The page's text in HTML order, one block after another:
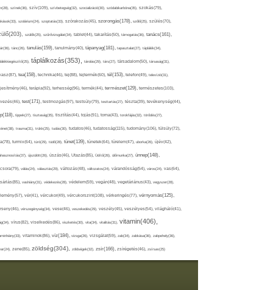
színek(36), szív(109), szívbetegség(32), szocializáció(30), szódabikarbóna(35), szokás(79),
szolárium(24), szoptatás(33), szórakozás(45), szorongás(178), szőlő(25), szülés(70),
szülők(25), szűrővizsgálat(34), tablet(44), takarítás(50), támogatás(36), tanács(161),
tánc(26), tanulás(159), tanulmány(40), tápanyag(181), tapasztalat(27), táplálék(34),
táplálkozás(353), tárolás(29), társ(27), társadalom(50), társaság(31),
tea(158), technika(46), tej(88), tejtermék(60), tél(153), telefon(49), televízió(31),
terápia(92), terhesség(96), termék(44), természet(129), természetes(103),
test(171), testmozgás(97), testsúly(79), testtartás(27), tészta(39), tevékenység(44),
tippek(27), tisztaság(35), tisztítás(44), tojás(91), torna(43), torokfájás(32), törődés(27),
trauma(31), trükk(25), tudás(30), tudatos(46), tudatosság(115), tudomány(106), túlsúly(72),
turmix(64), túró(29), tüdő(28), tünet(139), tünetek(64), türelem(47), uborka(26), újév(42),
újszülött(26), úszás(46), Utazás(85), Üdítő(26), ülőmunka(27), ünnep(148),
válás(24), választás(29), változás(48), változatos(24), várandósság(54), város(24), vas(64),
vashiány(31), védekezés(28), védelem(59), vegán(48), vegetáriánus(43), vegyszer(28),
vér(41), vércukor(49), vércukorszint(108), vérkeringés(77), vérnyomás(125),
vérszegénység(34), vese(46), veszekedés(29), veszély(45), veszélyes(54), világháló(41),
vírus(82), viselkedés(86), viszketés(30), vita(34), vitalitás(31), vitamin(406),
vitaminok(86), víz(184), vizsga(26), vizsgálat(59), zab(34), zabkása(36), zabpehely(36),
zene(85), zöldség(304), zöldségek(32), zsír(166), zsírégetés(46), zsírsav(25)